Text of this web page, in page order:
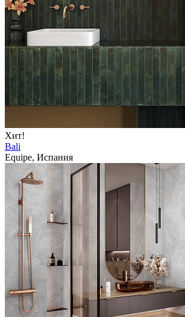
Хит!
Bali
Equipe, Испания